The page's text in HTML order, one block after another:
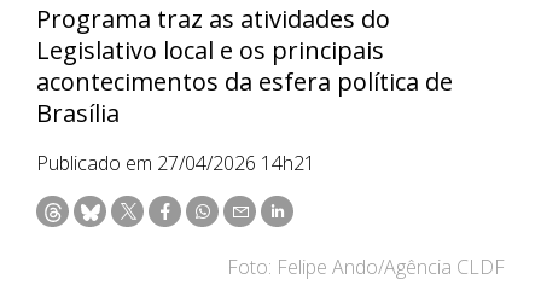
Programa traz as atividades do
Legislativo local e os principais
acontecimentos da esfera política de
Brasília
Publicado em 27/04/2026 14h21
Foto: Felipe Ando/Agência CLDF